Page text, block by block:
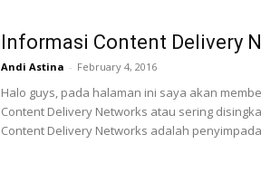
Informasi Content Delivery
Andi Astina - February 4, 2016
Halo guys, pada halaman ini saya akan
Content Delivery Networks atau sering
Content Delivery Networks adalah